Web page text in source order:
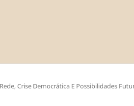
Crise Democrática E Possibilidades